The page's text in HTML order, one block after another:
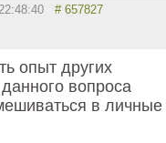
# 657827
опыт других
вопроса
в личные